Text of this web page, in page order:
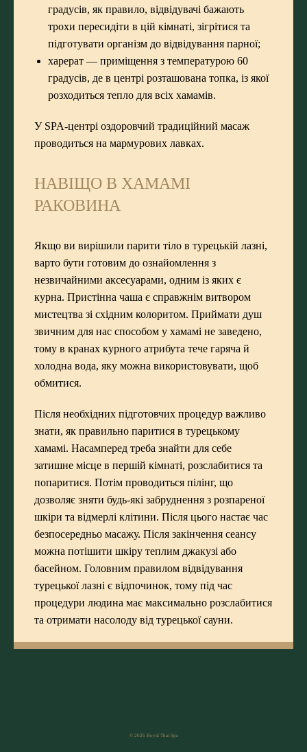
градусів, як правило, відвідувачі бажають
трохи пересидіти в цій кімнаті, зігрітися та
підготувати організм до відвідування парної;
харерат — приміщення з температурою 60
градусів, де в центрі розташована топка, із якої
розходиться тепло для всіх хамамів.
У SPA-центрі оздоровчий традиційний масаж
проводиться на мармурових лавках.
НАВІЩО В ХАМАМІ
РАКОВИНА
Якщо ви вирішили парити тіло в турецькій лазні,
варто бути готовим до ознайомлення з
незвичайними аксесуарами, одним із яких є
курна. Пристінна чаша є справжнім витвором
мистецтва зі східним колоритом. Приймати душ
звичним для нас способом у хамамі не заведено,
тому в кранах курного атрибута тече гаряча й
холодна вода, яку можна використовувати, щоб
обмитися.
Після необхідних підготовчих процедур важливо
знати, як правильно паритися в турецькому
хамамі. Насамперед треба знайти для себе
затишне місце в першій кімнаті, розслабитися та
попаритися. Потім проводиться пілінг, що
дозволяє зняти будь-які забруднення з розпареної
шкіри та відмерлі клітини. Після цього настає час
безпосередньо масажу. Після закінчення сеансу
можна потішити шкіру теплим джакузі або
басейном. Головним правилом відвідування
турецької лазні є відпочинок, тому під час
процедури людина має максимально розслабитися
та отримати насолоду від турецької сауни.
© 2026 Royal Thai Spa